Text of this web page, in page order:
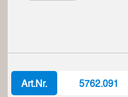
Art.Nr. 5762.091